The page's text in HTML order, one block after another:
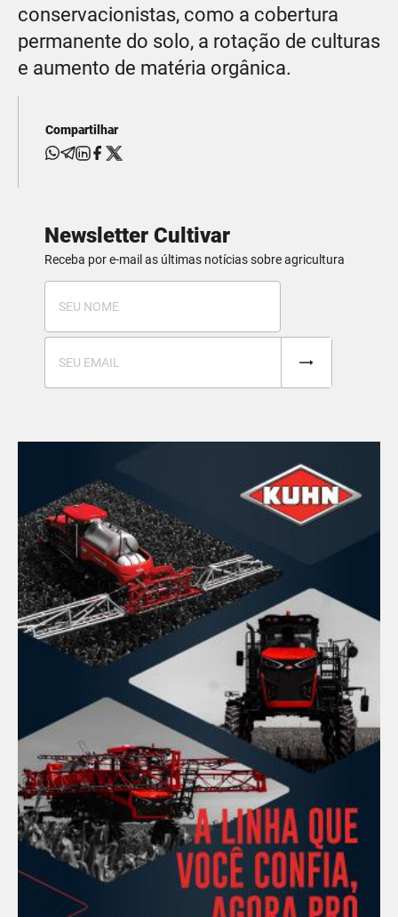
conservacionistas, como a cobertura
permanente do solo, a rotação de culturas
e aumento de matéria orgânica.
Compartilhar
Newsletter Cultivar
Receba por e-mail as últimas notícias sobre agricultura